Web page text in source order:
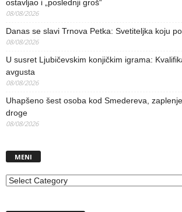
ostavljao i „poslednji groš“
08/08/2026
Danas se slavi Trnova Petka: Svetiteljka koju
08/08/2026
U susret Ljubičevskim konjičkim igrama:
avgusta
08/08/2026
Uhapšeno šest osoba kod Smedereva,
droge
08/08/2026
MENI
MENI